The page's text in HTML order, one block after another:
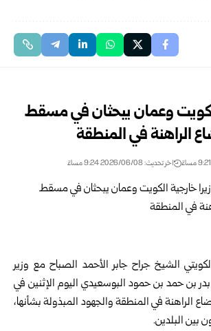
وعمان يبحثان في مسقط
الراهنة في المنطقة
اخر تحديث: 2026/06/08 9:24 مساءً
الشيخ جراح جابر الأحمد الصباح مع وزير
بن حمد بن حمود البوسعيدي اليوم الإثنين في
الراهنة في المنطقة والجهود المبذولة بشأنها،
بين البلدين.